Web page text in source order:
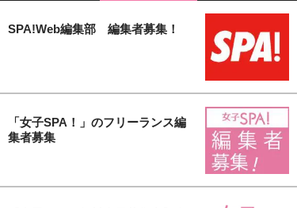
SPA!Web編集部 編集者募集！
「女子SPA！」のフリーランス編
集者募集